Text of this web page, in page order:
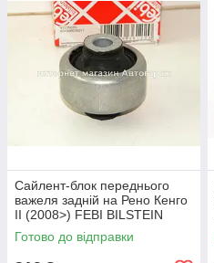
Сайлент-блок переднього
важеля задній на Рено Кенго
II (2008>) FEBI BILSTEIN
(Німеччина) - 36122
Готово до відправки